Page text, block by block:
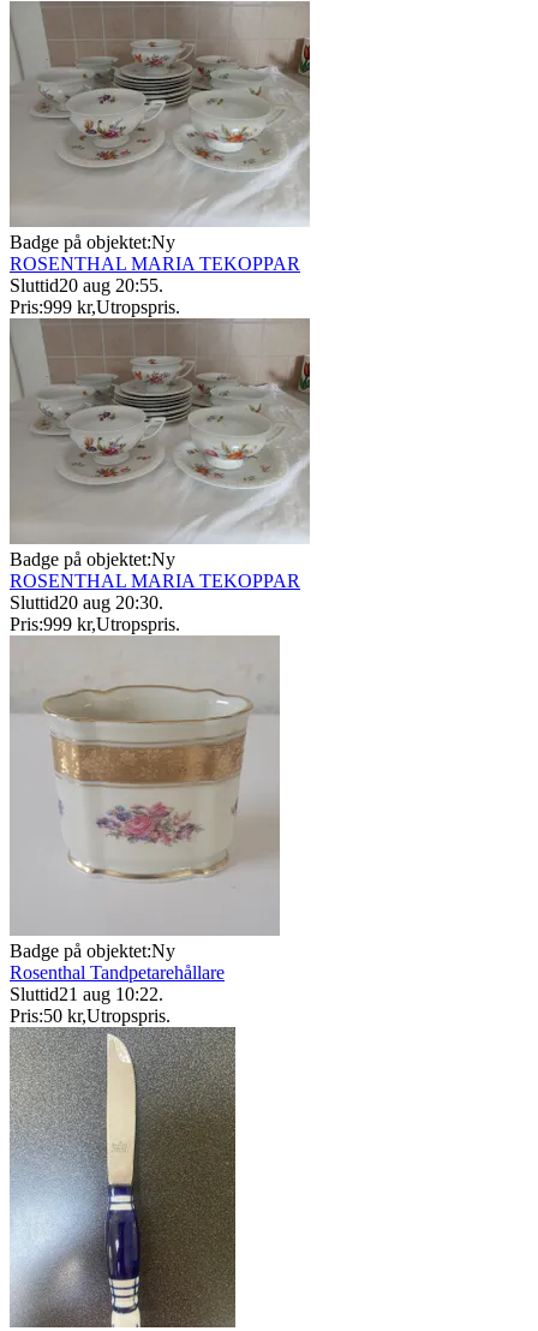
Badge på objektet:Ny
ROSENTHAL MARIA TEKOPPAR
Sluttid20 aug 20:55.
Pris:999 kr,Utropspris.
Badge på objektet:Ny
ROSENTHAL MARIA TEKOPPAR
Sluttid20 aug 20:30.
Pris:999 kr,Utropspris.
Badge på objektet:Ny
Rosenthal Tandpetarehållare
Sluttid21 aug 10:22.
Pris:50 kr,Utropspris.